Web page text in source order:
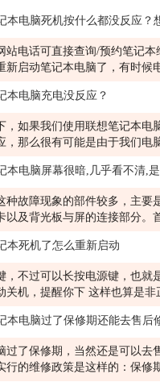
脑死机按什么都没反应？想要找济南正规的售后点
站电话可直接查询/预约笔记本
新启动笔记本电脑了，有时候
本电脑充电没反应？
，如果我们使用联想笔记本电
，那么很有可能是由于我们电
本电脑屏幕很暗,几乎看不清,
种故障现象的部件较多，主要
以及背光板与屏的连接部分。
本死机了怎么重新启动
，不过可以长按电源键，也就
关机，提醒你下 这样也算是非
本电脑过了保修期还能去售后
过了保修期，当然还是可以去
行的维修政策是这样的：保修